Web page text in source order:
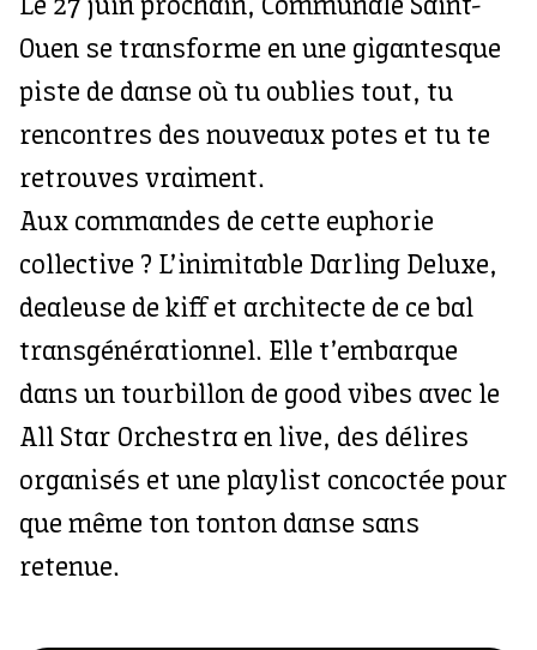
Le 27 juin prochain, Communale Saint-
Ouen se transforme en une gigantesque
piste de danse où tu oublies tout, tu
rencontres des nouveaux potes et tu te
retrouves vraiment.
Aux commandes de cette euphorie
collective ? L’inimitable Darling Deluxe,
dealeuse de kiff et architecte de ce bal
transgénérationnel. Elle t’embarque
dans un tourbillon de good vibes avec le
All Star Orchestra en live, des délires
organisés et une playlist concoctée pour
que même ton tonton danse sans
retenue.